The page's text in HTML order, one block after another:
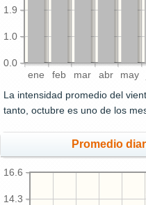
ene feb mar abr may
0.0
1.0
1.9
La intensidad promedio del
tanto, octubre es uno de los
Promedio
14.3
16.6